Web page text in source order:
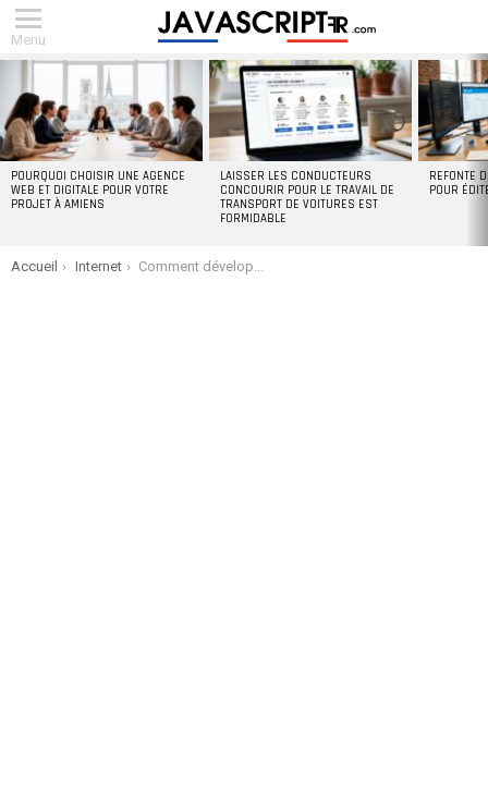
Menu
POURQUOI CHOISIR UNE AGENCE
WEB ET DIGITALE POUR VOTRE
PROJET À AMIENS
LAISSER LES CONDUCTEURS
CONCOURIR POUR LE TRAVAIL DE
TRANSPORT DE VOITURES EST
FORMIDABLE
REFONTE
POUR
You are here:
Accueil Internet Comment développer votre liste d’adresses électroniques à l’aide d’un questionnaire en ligne ?